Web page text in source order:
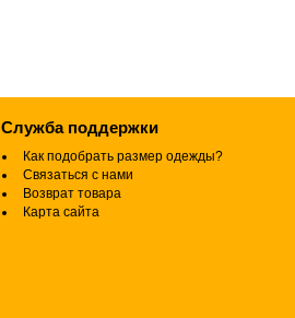
Служба поддержки
Как подобрать размер одежды?
Связаться с нами
Возврат товара
Карта сайта